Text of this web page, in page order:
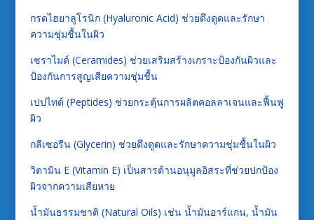
กรดไฮยาลูโรนิก (Hyaluronic Acid) ช่วยดึงดูดและรักษา
ความชุ่มชื้นในผิว
เซราไมด์ (Ceramides) ช่วยเสริมสร้างเกราะป้องกันผิวและ
ป้องกันการสูญเสียความชุ่มชื้น
เปปไทด์ (Peptides) ช่วยกระตุ้นการผลิตคอลลาเจนและฟื้นฟู
ผิว
กลีเซอรีน (Glycerin) ช่วยดึงดูดและรักษาความชุ่มชื้นในผิว
วิตามิน E (Vitamin E) เป็นสารต้านอนุมูลอิสระที่ช่วยปกป้อง
ผิวจากความเสียหาย
น้ำมันธรรมชาติ (Natural Oils) เช่น น้ำมันอาร์แกน, น้ำมัน